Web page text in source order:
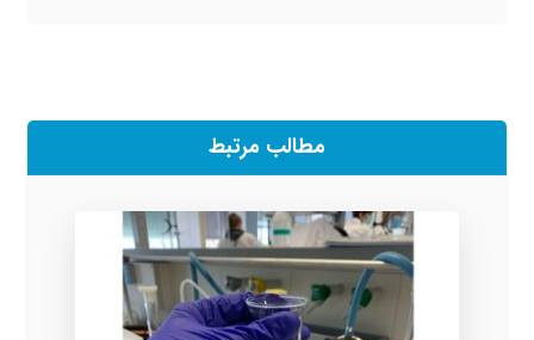
مطالب مرتبط